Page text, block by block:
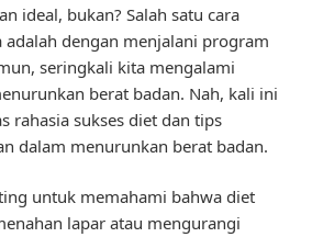
ideal, bukan? Salah satu cara
adalah dengan menjalani program
seringkali kita mengalami
berat badan. Nah, kali ini
rahasia sukses diet dan tips
dalam menurunkan berat badan.
untuk memahami bahwa diet
lapar atau mengurangi